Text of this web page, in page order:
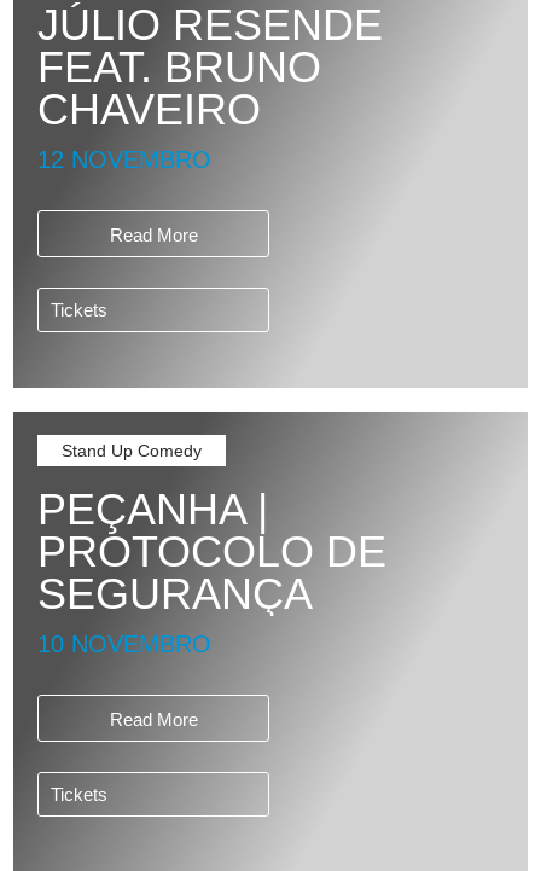
JÚLIO RESENDE
FEAT. BRUNO
CHAVEIRO
12 NOVEMBRO
Read More
Tickets
Stand Up Comedy
PEÇANHA |
PROTOCOLO DE
SEGURANÇA
10 NOVEMBRO
Read More
Tickets